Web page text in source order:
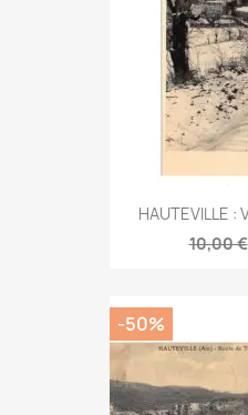
HAUTEVILLE
10,00 €
-50%